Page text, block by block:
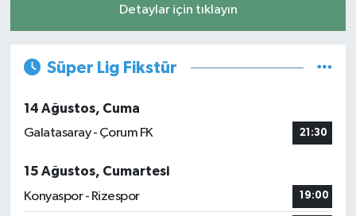
Detaylar için tıklayın
Süper Lig Fikstür
14 Ağustos, Cuma
Galatasaray - Çorum FK
21:30
15 Ağustos, Cumartesi
Konyaspor - Rizespor
19:00